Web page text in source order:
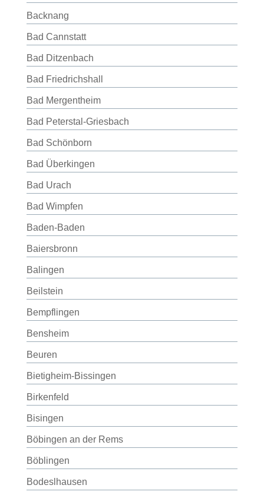
Backnang
Bad Cannstatt
Bad Ditzenbach
Bad Friedrichshall
Bad Mergentheim
Bad Peterstal-Griesbach
Bad Schönborn
Bad Überkingen
Bad Urach
Bad Wimpfen
Baden-Baden
Baiersbronn
Balingen
Beilstein
Bempflingen
Bensheim
Beuren
Bietigheim-Bissingen
Birkenfeld
Bisingen
Böbingen an der Rems
Böblingen
Bodeslhausen